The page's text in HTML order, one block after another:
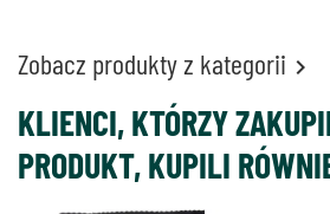
Zobacz produkty z kategorii 
KLIENCI, KTÓRZY
PRODUKT, KUPILI